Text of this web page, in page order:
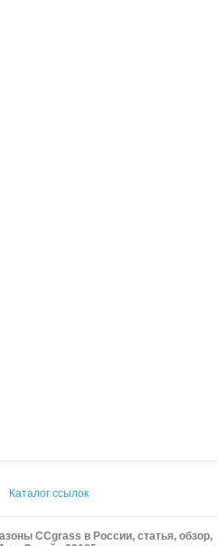
Каталог ссылок
CCgrass в России, статья, обзор,